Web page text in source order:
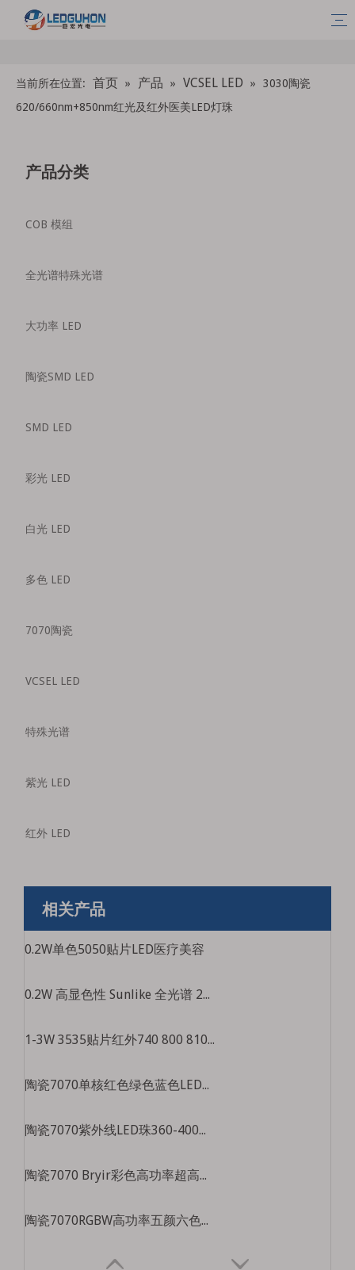
当前所在位置: 首页 » 产品 » VCSEL LED »
3030陶瓷
620/660nm+850nm红光及红外医美LED灯珠
产品分类
COB 模组
全光谱特殊光谱
大功率 LED
陶瓷SMD LED
SMD LED
彩光 LED
白光 LED
多色 LED
7070陶瓷
VCSEL LED
特殊光谱
紫光 LED
红外 LED
相关产品
0.2W单色5050贴片LED医疗美容
0.2W 高显色性 Sunlike 全光谱 2835 SMD LED
1-3W 3535贴片红外740 800 810 850 910 940 1050nm红外LED
陶瓷7070单核红色绿色蓝色LED珠高亮度舞台光景观光线专用RGB光源
陶瓷7070紫外线LED珠360-400NM UV固化珠宝识别灯珠高功率紫色光源
陶瓷7070 Bryir彩色高功率超高亮度医疗美容疗法LED光源
陶瓷7070RGBW高功率五颜六色的超高亮度LED珠舞台光景观光源